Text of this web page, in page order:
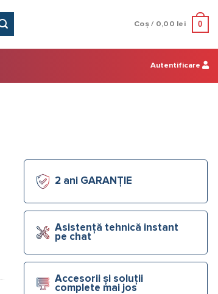
Coș / 0,00 lei 0
Autentificare
2 ani GARANȚIE
Asistență tehnică instant
pe chat
Accesorii și soluții
complete mai jos